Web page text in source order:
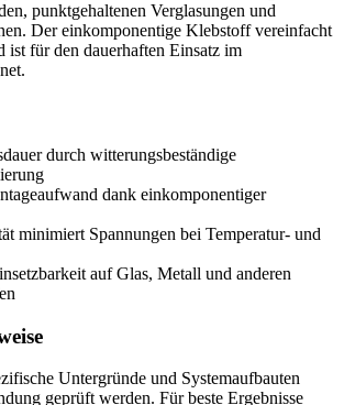
punktgehaltenen Verglasungen und
Der einkomponentige Klebstoff vereinfacht
ist für den dauerhaften Einsatz im
durch witterungsbeständige
dank einkomponentiger
minimiert Spannungen bei Temperatur- und
auf Glas, Metall und anderen
Untergründe und Systemaufbauten
geprüft werden. Für beste Ergebnisse